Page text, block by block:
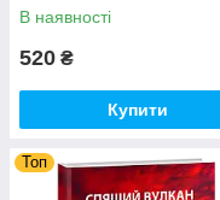
В наявності
520 ₴
Купити
Топ